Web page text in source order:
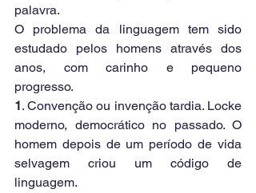
palavra.
O problema da linguagem tem sido
estudado pelos homens através dos
anos, com carinho e pequeno
progresso.
1. Convenção ou invenção tardia. Locke
moderno, democrático no passado. O
homem depois de um período de vida
selvagem criou um código de
linguagem.